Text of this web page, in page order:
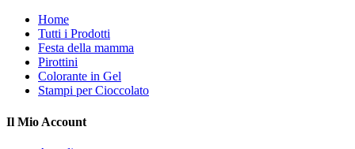
Home
Tutti i Prodotti
Festa della mamma
Pirottini
Colorante in Gel
Stampi per Cioccolato
Il Mio Account